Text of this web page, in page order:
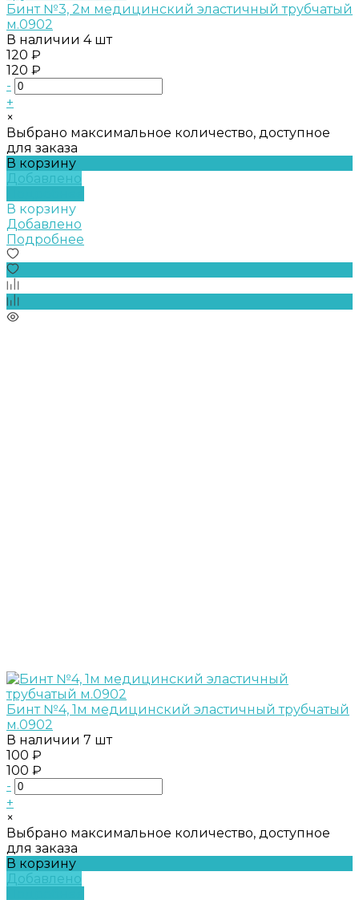
Бинт №3, 2м медицинский эластичный трубчатый
м.0902
В наличии 4 шт
120 ₽
120 ₽
-
+
×
Выбрано максимальное количество, доступное
для заказа
В корзину
Добавлено
В корзину
Добавлено
Подробнее
Бинт №4, 1м медицинский эластичный трубчатый
м.0902
В наличии 7 шт
100 ₽
100 ₽
-
+
×
Выбрано максимальное количество, доступное
для заказа
В корзину
Добавлено